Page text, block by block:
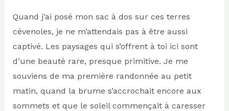
Quand j’ai posé mon sac à dos sur ces terres
cévenoles, je ne m’attendais pas à être aussi
captivé. Les paysages qui s’offrent à toi ici sont
d’une beauté rare, presque primitive. Je me
souviens de ma première randonnée au petit
matin, quand la brume s’accrochait encore aux
sommets et que le soleil commençait à caresser